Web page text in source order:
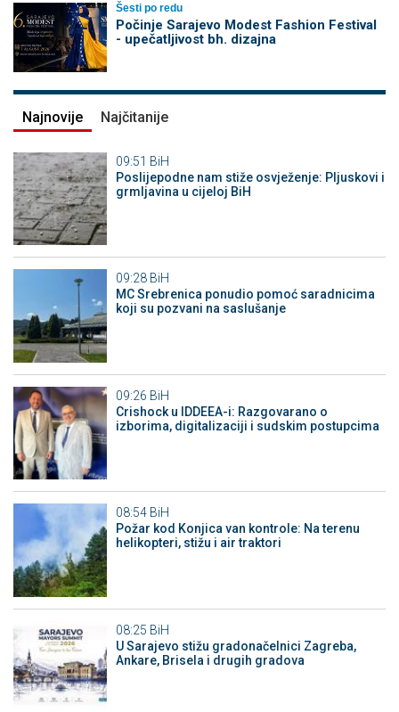
Šesti po redu
Počinje Sarajevo Modest Fashion Festival
- upečatljivost bh. dizajna
Najnovije Najčitanije
09:51 BiH
Poslijepodne nam stiže osvježenje: Pljuskovi i
grmljavina u cijeloj BiH
09:28 BiH
MC Srebrenica ponudio pomoć saradnicima
koji su pozvani na saslušanje
09:26 BiH
Crishock u IDDEEA-i: Razgovarano o
izborima, digitalizaciji i sudskim postupcima
08:54 BiH
Požar kod Konjica van kontrole: Na terenu
helikopteri, stižu i air traktori
08:25 BiH
U Sarajevo stižu gradonačelnici Zagreba,
Ankare, Brisela i drugih gradova